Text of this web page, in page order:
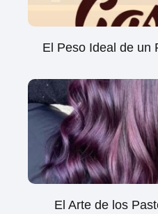
El Peso Ideal de un
El Arte de los